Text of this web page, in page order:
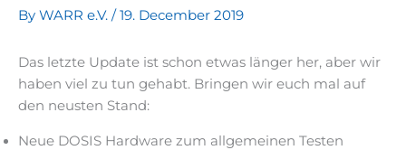
By WARR e.V. /19. December 2019
Das letzte Update ist schon etwas länger her, aber wir
haben viel zu tun gehabt. Bringen wir euch mal auf
den neusten Stand:
Neue DOSIS Hardware zum allgemeinen Testen